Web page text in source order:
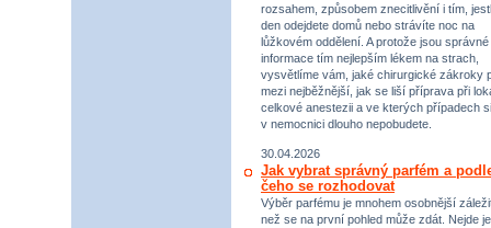
rozsahem, způsobem znecitlivění i tím,
den odejdete domů nebo strávíte noc na
lůžkovém oddělení. A protože jsou správné
informace tím nejlepším lékem na strach,
vysvětlíme vám, jaké chirurgické zákroky
mezi nejběžnější, jak se liší příprava při
celkové anestezii a ve kterých případech si
v nemocnici dlouho nepobudete.
30.04.2026
Jak vybrat správný parfém a
čeho se rozhodovat
Výběr parfému je mnohem osobnější
než se na první pohled může zdát. Nejde